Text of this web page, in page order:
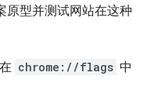
原型并测试网站在这种
chrome://flags 中